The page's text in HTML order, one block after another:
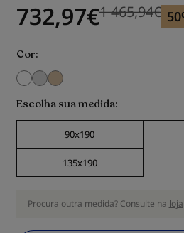
732,97€ Previous
Previous
1 465,94€
Cor
Escolha sua medida
90x190
135x190
Procura outra medida? Consulte na loja